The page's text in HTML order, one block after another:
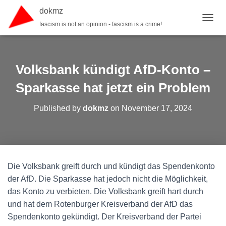
dokmz
fascism is not an opinion - fascism is a crime!
Volksbank kündigt AfD-Konto –
Sparkasse hat jetzt ein Problem
Published by dokmz on November 17, 2024
Die Volksbank greift durch und kündigt das Spendenkonto
der AfD. Die Sparkasse hat jedoch nicht die Möglichkeit,
das Konto zu verbieten. Die Volksbank greift hart durch
und hat dem Rotenburger Kreisverband der AfD das
Spendenkonto gekündigt. Der Kreisverband der Partei